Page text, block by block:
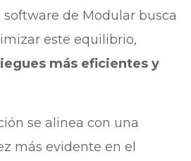
de Modular busca
este equilibrio,
más eficientes y
se alinea con una
más evidente en el